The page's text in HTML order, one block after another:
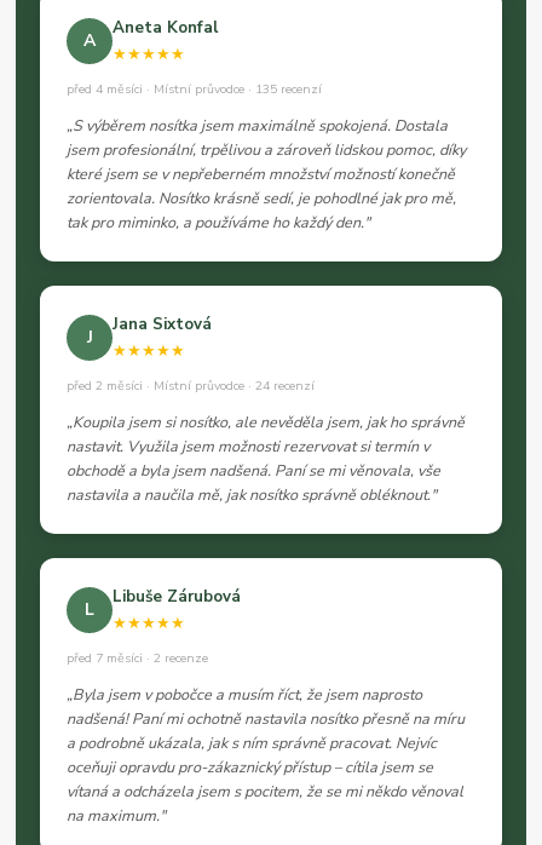
A
Aneta Konfal
★★★★★
před 4 měsíci · Místní průvodce · 135 recenzí
„S výběrem nosítka jsem maximálně spokojená. Dostala
jsem profesionální, trpělivou a zároveň lidskou pomoc, díky
které jsem se v nepřeberném množství možností konečně
zorientovala. Nosítko krásně sedí, je pohodlné jak pro mě,
tak pro miminko, a používáme ho každý den."
J
Jana Sixtová
★★★★★
před 2 měsíci · Místní průvodce · 24 recenzí
„Koupila jsem si nosítko, ale nevěděla jsem, jak ho správně
nastavit. Využila jsem možnosti rezervovat si termín v
obchodě a byla jsem nadšená. Paní se mi věnovala, vše
nastavila a naučila mě, jak nosítko správně obléknout."
L
Libuše Zárubová
★★★★★
před 7 měsíci · 2 recenze
„Byla jsem v pobočce a musím říct, že jsem naprosto
nadšená! Paní mi ochotně nastavila nosítko přesně na míru
a podrobně ukázala, jak s ním správně pracovat. Nejvíc
oceňuji opravdu pro-zákaznický přístup – cítila jsem se
vítaná a odcházela jsem s pocitem, že se mi někdo věnoval
na maximum."